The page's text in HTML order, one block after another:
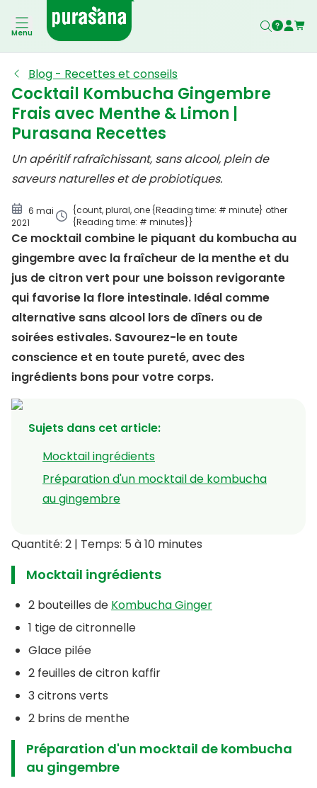
Menu
Blog - Recettes et conseils
Cocktail Kombucha Gingembre
Frais avec Menthe & Limon |
Purasana Recettes
Un apéritif rafraîchissant, sans alcool, plein de
saveurs naturelles et de probiotiques.
6 mai
2021
{count, plural, one {Reading time: # minute} other
{Reading time: # minutes}}
Ce mocktail combine le piquant du kombucha au
gingembre avec la fraîcheur de la menthe et du
jus de citron vert pour une boisson revigorante
qui favorise la flore intestinale. Idéal comme
alternative sans alcool lors de dîners ou de
soirées estivales. Savourez-le en toute
conscience et en toute pureté, avec des
ingrédients bons pour votre corps.
Sujets dans cet article:
Mocktail ingrédients
Préparation d'un mocktail de kombucha
au gingembre
Mocktail ingrédients
Préparation d'un mocktail de kombucha au
gingembre
Quantité: 2 | Temps: 5 à 10 minutes
Mocktail ingrédients
2 bouteilles de Kombucha Ginger
1 tige de citronnelle
Glace pilée
2 feuilles de citron kaffir
3 citrons verts
2 brins de menthe
Préparation d'un mocktail de kombucha
au gingembre